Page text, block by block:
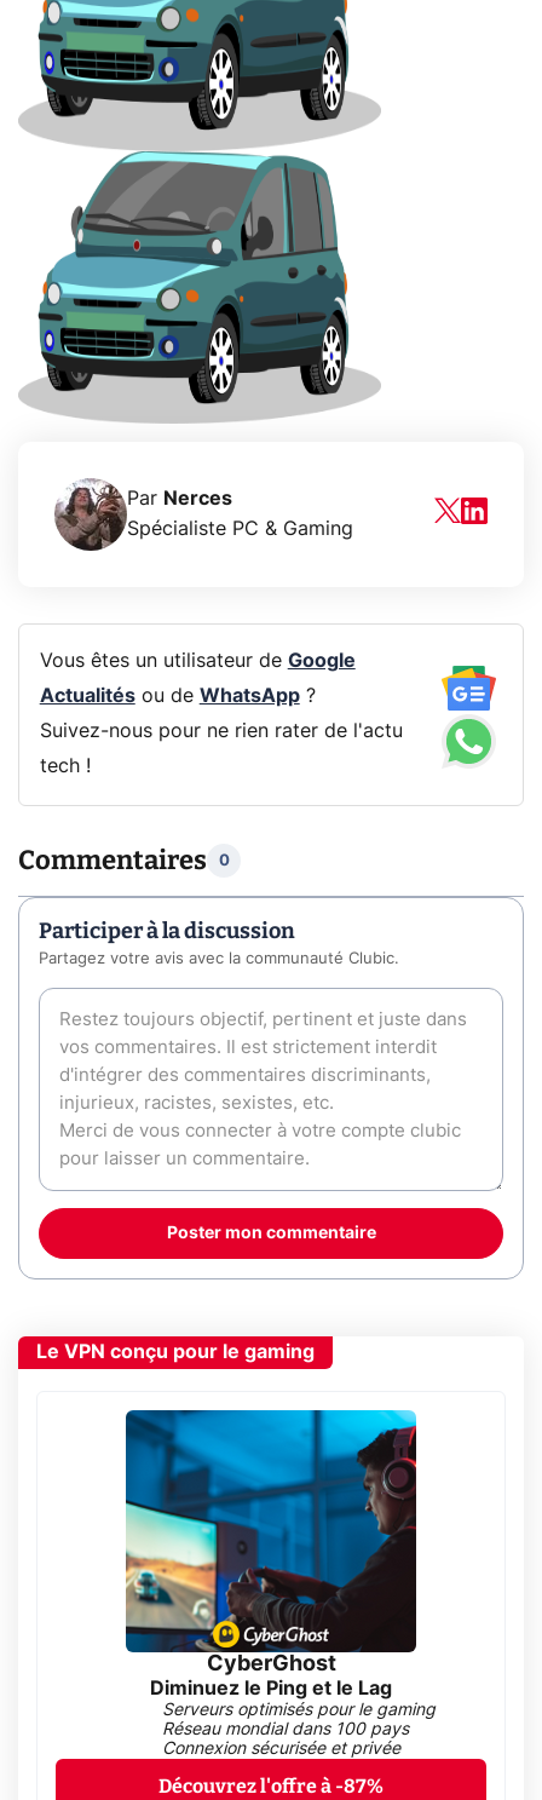
Par Nerces
Spécialiste PC & Gaming
Vous êtes un utilisateur de Google
Actualitésou de WhatsApp?
Suivez-nous pour ne rien rater de l'actu
tech !
Commentaires 0
Participer à la discussion
Partagez votre avis avec la communauté Clubic.
Poster mon commentaire
Le VPN conçu pour le gaming
CyberGhost
Diminuez le Ping et le Lag
Serveurs optimisés pour le gaming
Réseau mondial dans 100 pays
Connexion sécurisée et privée
Découvrez l'offre à -87%